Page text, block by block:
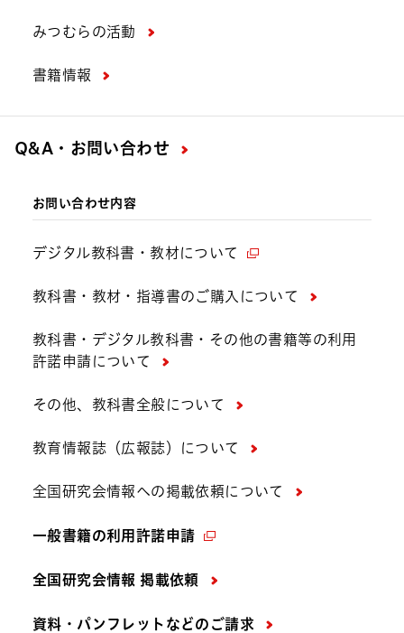
みつむらの活動
書籍情報
Q&A・お問い合わせ
お問い合わせ内容
デジタル教科書・教材について
教科書・教材・指導書のご購入について
教科書・デジタル教科書・その他の書籍等の利用
許諾申請について
その他、教科書全般について
教育情報誌（広報誌）について
全国研究会情報への掲載依頼について
一般書籍の利用許諾申請
全国研究会情報 掲載依頼
資料・パンフレットなどの ご請求